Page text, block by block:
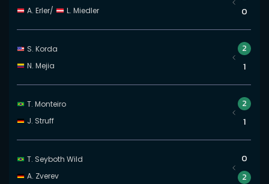
A. Erler/ L. Miedler
0
S. Korda
N. Mejia
2
1
T. Monteiro
J. Struff
2
1
T. Seyboth Wild
A. Zverev
0
2